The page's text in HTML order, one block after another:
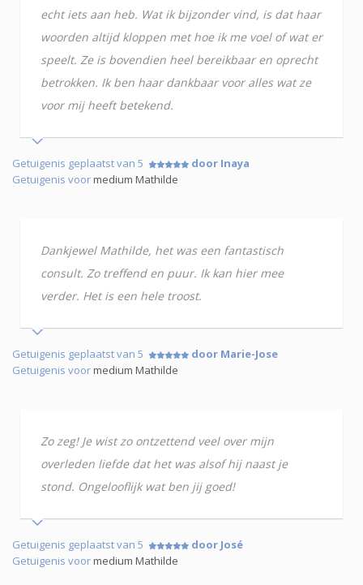
echt iets aan heb. Wat ik bijzonder vind, is dat haar
woorden altijd kloppen met hoe ik me voel of wat er
speelt. Ze is bovendien heel bereikbaar en oprecht
betrokken. Ik ben haar dankbaar voor alles wat ze
voor mij heeft betekend.
Getuigenis geplaatst van 5
door Inaya
Getuigenis voormedium Mathilde
Dankjewel Mathilde, het was een fantastisch
consult. Zo treffend en puur. Ik kan hier mee
verder. Het is een hele troost.
Getuigenis geplaatst van 5
door Marie-Jose
Getuigenis voormedium Mathilde
Zo zeg! Je wist zo ontzettend veel over mijn
overleden liefde dat het was alsof hij naast je
stond. Ongelooflijk wat ben jij goed!
Getuigenis geplaatst van 5
door José
Getuigenis voormedium Mathilde